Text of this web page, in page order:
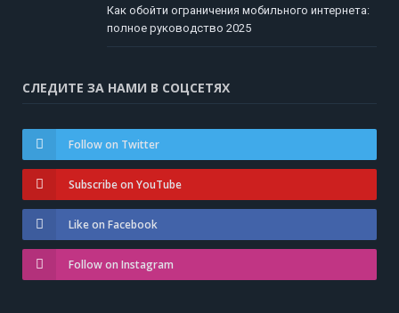
Как обойти ограничения мобильного интернета:
полное руководство 2025
СЛЕДИТЕ ЗА НАМИ В СОЦСЕТЯХ
Follow on Twitter
Subscribe on YouTube
Like on Facebook
Follow on Instagram